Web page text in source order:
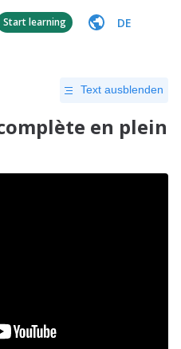
Start learning DE
Text ausblenden
en plein